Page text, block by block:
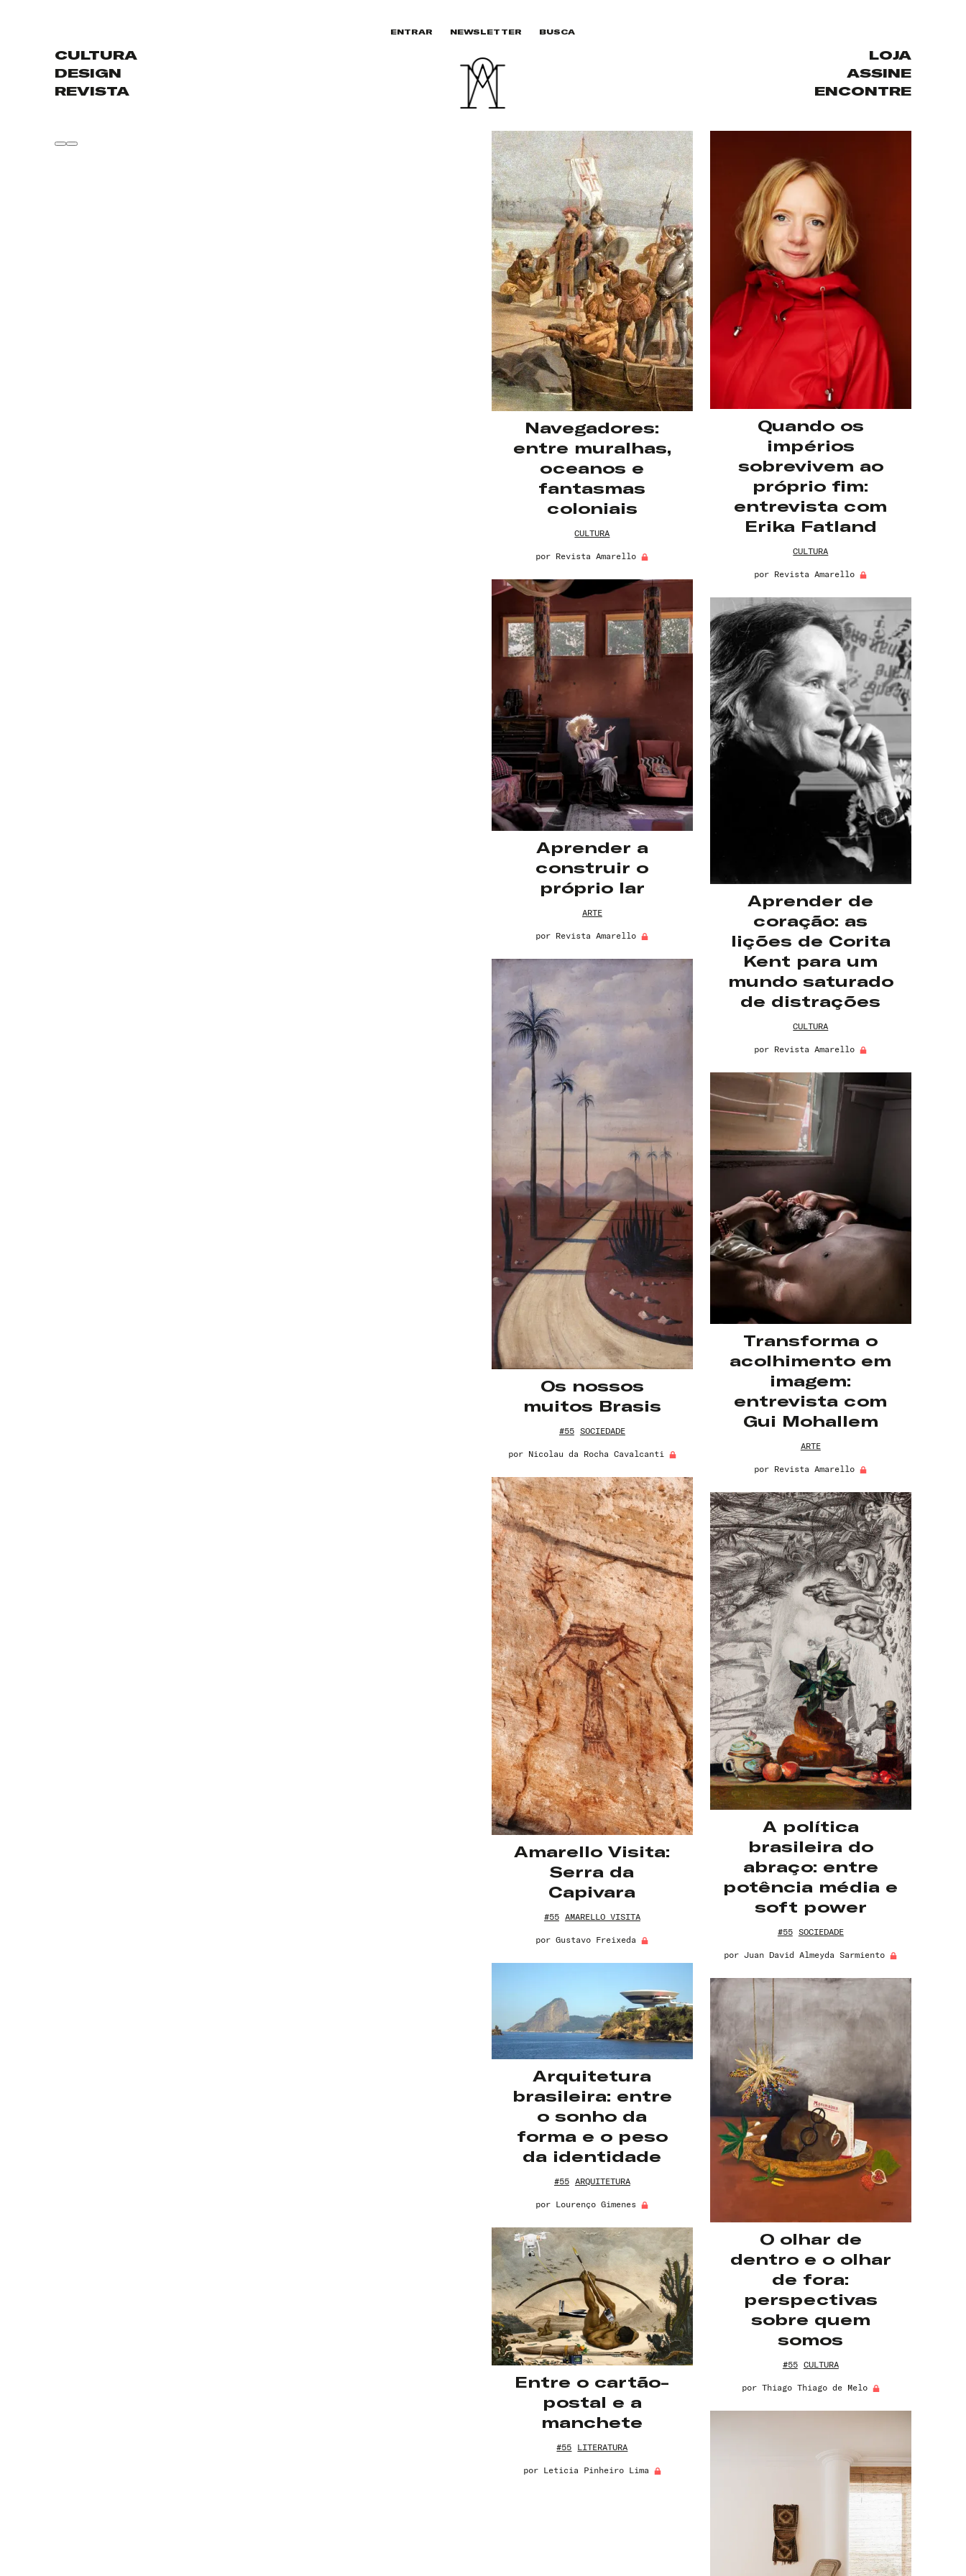
CULTURA
DESIGN
REVISTA
ENTRAR NEWSLETTER BUSCA
LOJA
ASSINE
ENCONTRE
Navegadores:
entre muralhas,
oceanos e
fantasmas
coloniais
CULTURA
por Revista Amarello
Aprender a
construir o
próprio lar
ARTE
por Revista Amarello
Os nossos
muitos Brasis
#55 SOCIEDADE
por Nicolau da Rocha Cavalcanti
Amarello Visita:
Serra da
Capivara
#55 AMARELLO VISITA
porGustavo Freixeda
Arquitetura
brasileira: entre
o sonho da
forma e o peso
da identidade
#55 ARQUITETURA
por Lourenço Gimenes
Entre o cartão-
postal e a
manchete
#55 LITERATURA
por Leticia Pinheiro Lima
Quando os
impérios
sobrevivem ao
próprio fim:
entrevista com
Erika Fatland
CULTURA
por Revista Amarello
Aprender de
coração: as
lições de Corita
Kent para um
mundo saturado
de distrações
CULTURA
por Revista Amarello
Transforma o
acolhimento em
imagem:
entrevista com
Gui Mohallem
ARTE
por Revista Amarello
A política
brasileira do
abraço: entre
potência média e
soft power
#55 SOCIEDADE
porJuan David Almeyda Sarmiento
O olhar de
dentro e o olhar
de fora:
perspectivas
sobre quem
somos
#55 CULTURA
por Thiago Thiago de Melo
Nome de usuário ou endereço de e-